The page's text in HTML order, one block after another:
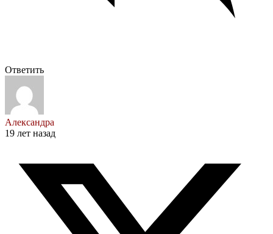
Ответить
Александра
19 лет назад